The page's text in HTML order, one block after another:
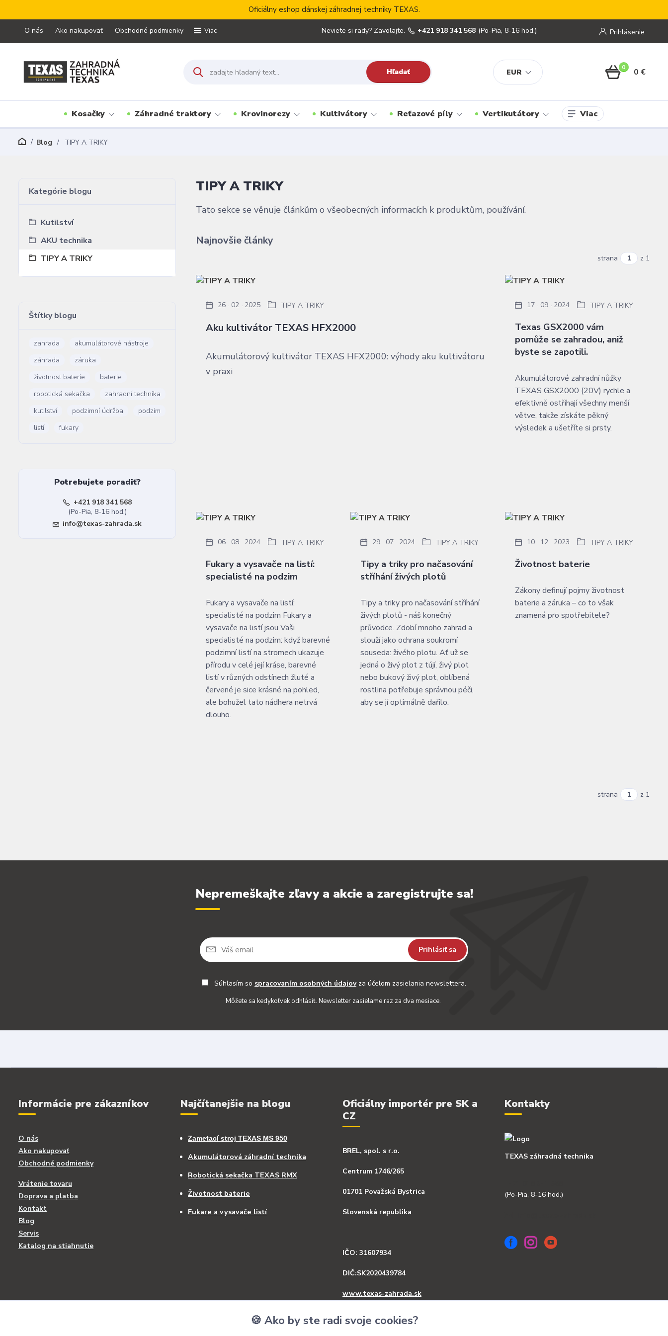
Oficiálny eshop dánskej záhradnej techniky TEXAS.
O nás Ako nakupovať Obchodné podmienky Viac
EUR
Prihlásenie
Hľadať
Neviete si rady? Zavolajte. +421 918 341 568 (Po-Pia, 8-16 hod.)
0 0 €
Kosačky Záhradné traktory Krovinorezy Kultivátory Reťazové píly Vertikutátory Viac
Blog TIPY A TRIKY
Kategórie blogu
Kutilství
AKU technika
TIPY A TRIKY
Štítky blogu
zahrada
akumulátorové nástroje
záhrada
záruka
životnost baterie
baterie
robotická sekačka
zahradní technika
kutilství
podzimní údržba
podzim
listí
fukary
Potrebujete poradiť?
+421 918 341 568
(Po-Pia, 8-16 hod.)
info@texas-zahrada.sk
TIPY A TRIKY
Tato sekce se věnuje článkům o všeobecných informacích k produktům, používání.
Najnovšie články
strana z 1
Aku kultivátor TEXAS HFX2000
26 02 2025 TIPY A TRIKY
Akumulátorový kultivátor TEXAS HFX2000: výhody aku kultivátoru
v praxi
Texas GSX2000 vám
pomůže se zahradou, aniž
byste se zapotili.
17 09 2024 TIPY A TRIKY
Akumulátorové zahradní nůžky
TEXAS GSX2000 (20V) rychle a
efektivně ostříhají všechny menší
větve, takže získáte pěkný
výsledek a ušetříte si prsty.
Fukary a vysavače na listí:
specialisté na podzim
06 08 2024 TIPY A TRIKY
Fukary a vysavače na listí:
specialisté na podzim Fukary a
vysavače na listí jsou Vaši
specialisté na podzim: když barevné
podzimní listí na stromech ukazuje
přírodu v celé její kráse, barevné
listí v různých odstínech žluté a
červené je sice krásné na pohled,
ale bohužel tato nádhera netrvá
dlouho.
Tipy a triky pro načasování
stříhání živých plotů
29 07 2024 TIPY A TRIKY
Tipy a triky pro načasování stříhání
živých plotů - náš konečný
průvodce. Zdobí mnoho zahrad a
slouží jako ochrana soukromí
souseda: živého plotu. Ať už se
jedná o živý plot z tújí, živý plot
nebo bukový živý plot, oblíbená
rostlina potřebuje správnou péči,
aby se jí optimálně dařilo.
Životnost baterie
10 12 2023 TIPY A TRIKY
Zákony definují pojmy životnost
baterie a záruka – co to však
znamená pro spotřebitele?
strana z 1
Nepremeškajte zľavy a akcie a zaregistrujte sa!
Prihlásiť sa
Súhlasím so spracovaním osobných údajovza účelom zasielania newslettera.
Môžete sa kedykoľvek odhlásiť. Newsletter zasielame raz za dva mesiace.
Informácie pre zákazníkov
O nás
Ako nakupovať
Obchodné podmienky
Vrátenie tovaru
Doprava a platba
Kontakt
Blog
Servis
Katalog na stiahnutie
Najčítanejšie na blogu
Zametací stroj TEXAS MS 950
Akumulátorová záhradní technika
Robotická sekačka TEXAS RMX
Životnost baterie
Fukare a vysavače listí
Oficiálny importér pre SK a
CZ
BREL, spol. s r.o.
Centrum 1746/265
01701 Považská Bystrica
Slovenská republika
IČO: 31607934
DIČ:SK2020439784
www.texas-zahrada.sk
www.texas-zahrada.cz
Kontakty
TEXAS záhradná technika
(Po-Pia, 8-16 hod.)
🍪 Ako by ste radi svoje cookies?